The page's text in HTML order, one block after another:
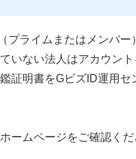
ライムまたはメンバー
いない法人はアカウント
証明書をGビズID運用
ムページをご確認くだ